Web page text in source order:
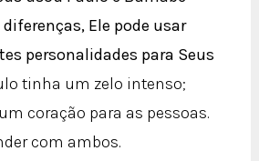
Ele pode usar
personalidades para Seus
tinha um zelo intenso;
coração para as pessoas.
com ambos.